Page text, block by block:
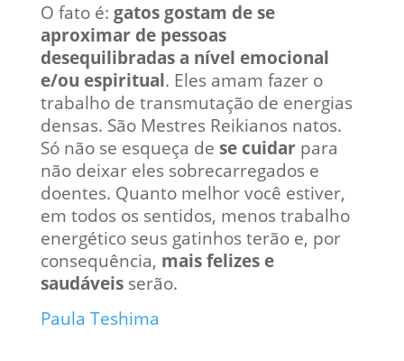
O fato é: gatos gostam de se
aproximar de pessoas
desequilibradas a nível emocional
e/ou espiritual. Eles amam fazer o
trabalho de transmutação de energias
densas. São Mestres Reikianos natos.
Só não se esqueça de se cuidarpara
não deixar eles sobrecarregados e
doentes. Quanto melhor você estiver,
em todos os sentidos, menos trabalho
energético seus gatinhos terão e, por
consequência, mais felizes e
saudáveisserão.
Paula Teshima